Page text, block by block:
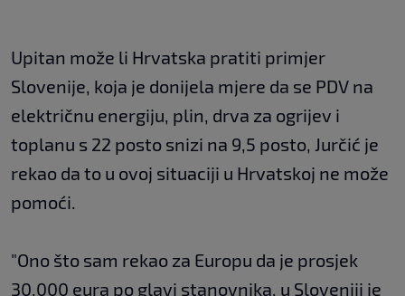
Upitan može li Hrvatska pratiti primjer
Slovenije, koja je donijela mjere da se PDV na
električnu energiju, plin, drva za ogrijev i
toplanu s 22 posto snizi na 9,5 posto, Jurčić je
rekao da to u ovoj situaciji u Hrvatskoj ne može
pomoći.
"Ono što sam rekao za Europu da je prosjek
30.000 eura po glavi stanovnika, u Sloveniji je